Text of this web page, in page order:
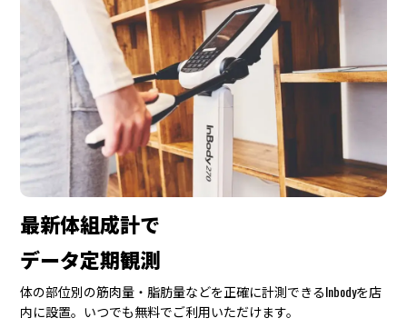
最新体組成計で
データ定期観測
体の部位別の筋肉量・脂肪量などを正確に計測できるInbodyを店
内に設置。いつでも無料でご利用いただけます。